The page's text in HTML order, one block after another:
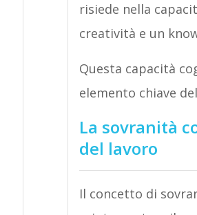
risiede nella
creatività e un
Questa capacità
elemento chiave
La sovranità
del lavoro
Il concetto di